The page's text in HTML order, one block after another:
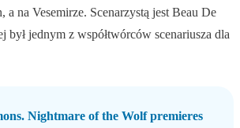
a na Vesemirze. Scenarzystą jest Beau De
był jednym z współtwórców scenariusza dla
Nightmare of the Wolf premieres